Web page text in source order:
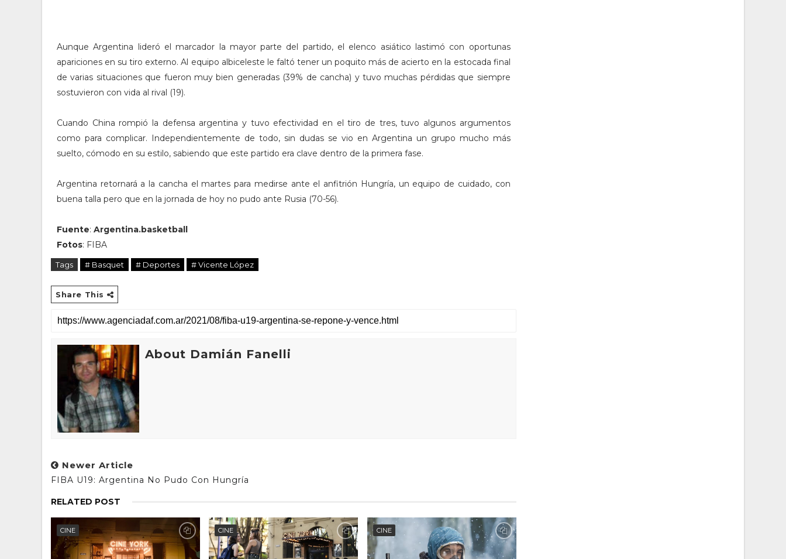
Aunque Argentina lideró el marcador la mayor parte del partido, el elenco asiático lastimó con oportunas
apariciones en su tiro externo. Al equipo albiceleste le faltó tener un poquito más de acierto en la estocada final
de varias situaciones que fueron muy bien generadas (39% de cancha) y tuvo muchas pérdidas que siempre
sostuvieron con vida al rival (19).
Cuando China rompió la defensa argentina y tuvo efectividad en el tiro de tres, tuvo algunos argumentos
como para complicar. Independientemente de todo, sin dudas se vio en Argentina un grupo mucho más
suelto, cómodo en su estilo, sabiendo que este partido era clave dentro de la primera fase.
Argentina retornará a la cancha el martes para medirse ante el anfitrión Hungría, un equipo de cuidado, con
buena talla pero que en la jornada de hoy no pudo ante Rusia (70-56).
Fuente: Argentina.basketball
Fotos: FIBA
Tags # Basquet # Deportes # Vicente López
Share This
About Damián Fanelli
Newer Article
FIBA U19: Argentina No Pudo Con Hungría
RELATED POST
CINE CINE CINE